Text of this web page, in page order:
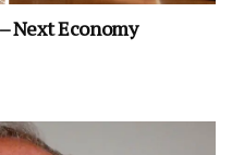
Next Economy